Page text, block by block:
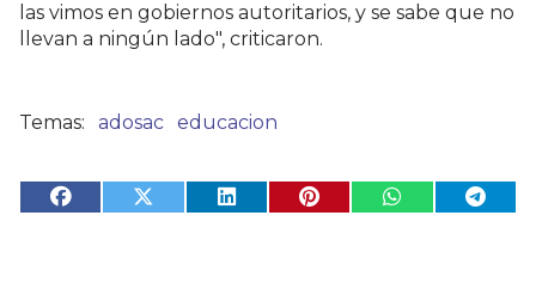
las vimos en gobiernos autoritarios, y se sabe que no
llevan a ningún lado", criticaron.
adosac educacion